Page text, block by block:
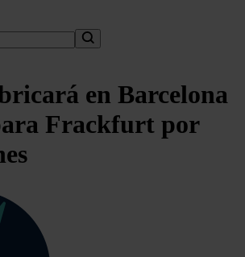
en Barcelona
Frackfurt por